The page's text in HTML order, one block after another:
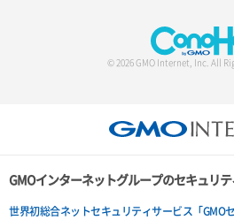
© 2026 GMO Internet, Inc. All
GMOインターネットグループのセキュリ
世界初総合ネットセキュリティサービス「GMO